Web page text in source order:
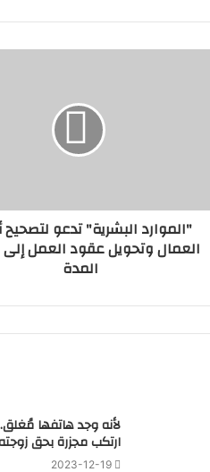
"الموارد البشرية" تدعو
العمال وتحويل عقود العمل
المدة
لأنه وجد هاتفها
ارتكب مجزرة بحق
2023-12-19